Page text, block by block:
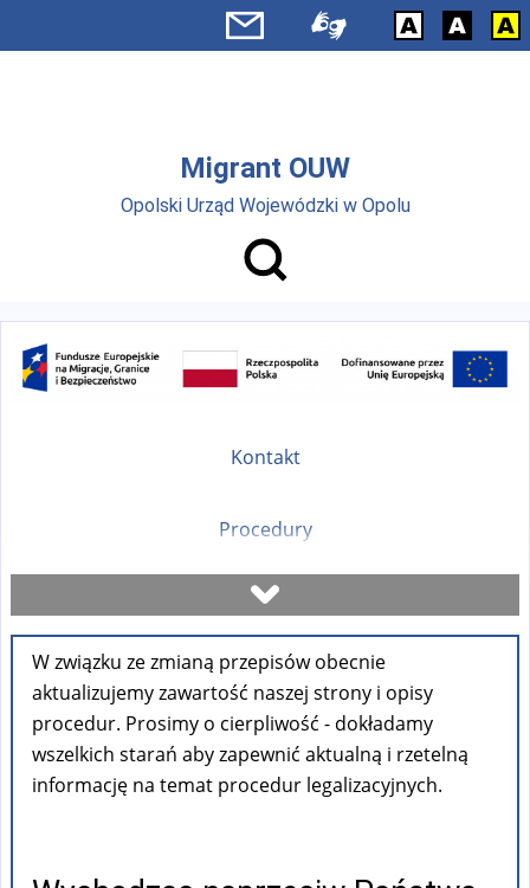
Przejdź do menu głównego
Migrant OUW
Opolski Urząd Wojewódzki w Opolu
Kontakt
Procedury
Umów się na wizytę
Sprawdź stan sprawy
Formularze
W związku ze zmianą przepisów obecnie
aktualizujemy zawartość naszej strony i opisy
procedur. Prosimy o cierpliwość - dokładamy
wszelkich starań aby zapewnić aktualną i rzetelną
informację na temat procedur legalizacyjnych.